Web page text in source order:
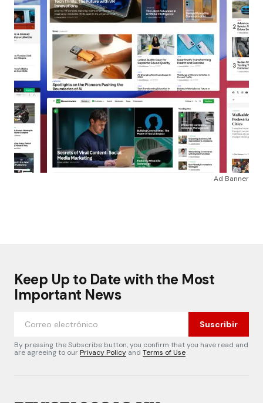
Ad Banner
Keep Up to Date with the Most
Important News
Suscribir
By pressing the Subscribe button, you confirm that you have read and
are agreeing to ourPrivacy Policy and Terms of Use